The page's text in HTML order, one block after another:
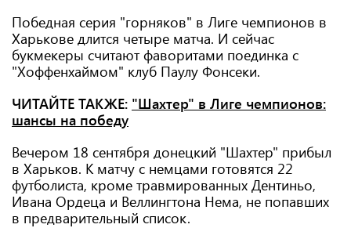
Победная серия "горняков" в Лиге чемпионов в
Харькове длится четыре матча. И сейчас
букмекеры считают фаворитами поединка с
"Хоффенхаймом" клуб Паулу Фонсеки.
ЧИТАЙТЕ ТАКЖЕ: "Шахтер" в Лиге чемпионов:
шансы на победу
Вечером 18 сентября донецкий "Шахтер" прибыл
в Харьков. К матчу с немцами готовятся 22
футболиста, кроме травмированных Дентиньо,
Ивана Ордеца и Веллингтона Нема, не попавших
в предварительный список.